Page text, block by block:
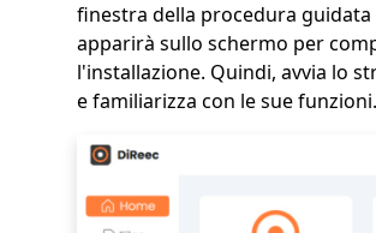
finestra della procedura guidata
apparirà sullo schermo per
l'installazione. Quindi, avvia lo
e familiarizza con le sue funzioni.